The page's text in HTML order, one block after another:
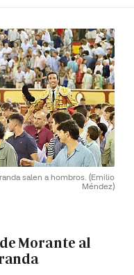
salen a hombros. (Emilio
Méndez)
Morante al